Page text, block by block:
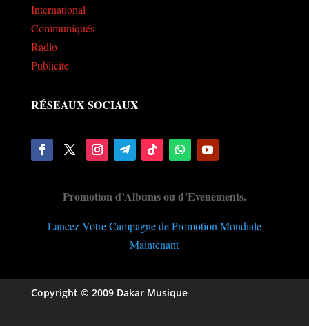
International
Communiqués
Radio
Publicité
RÉSEAUX SOCIAUX
Promotion d’Albums ou d’Evenements.
Lancez Votre Campagne de Promotion Mondiale
Maintenant
Copyright © 2009 Dakar Musique